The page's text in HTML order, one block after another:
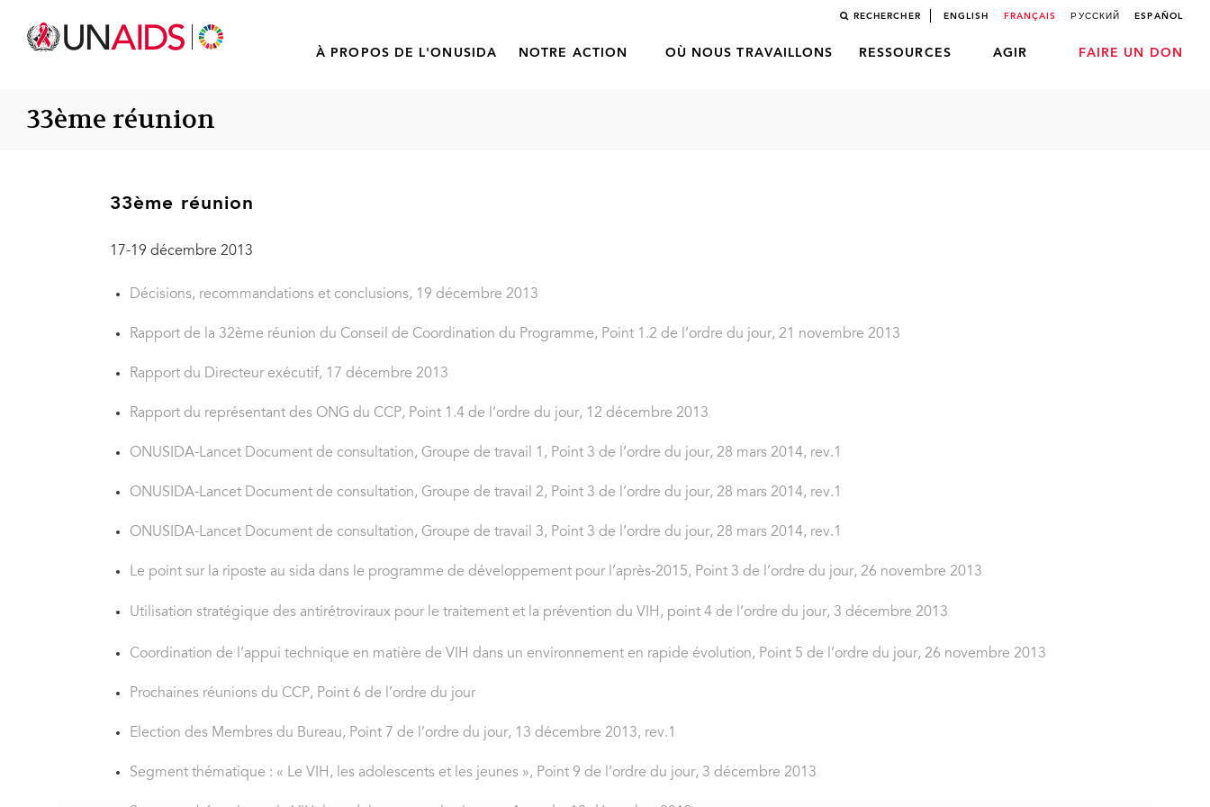
RECHERCHER ENGLISH FRANÇAIS РУССКИЙ ESPAÑOL
À PROPOS DE L'ONUSIDA NOTRE ACTION OÙ NOUS TRAVAILLONS RESSOURCES AGIR FAIRE UN DON
33ème réunion
33ème réunion
17-19 décembre 2013
Décisions, recommandations et conclusions, 19 décembre 2013
Rapport de la 32ème réunion du Conseil de Coordination du Programme, Point 1.2 de l’ordre du jour, 21 novembre 2013
Rapport du Directeur exécutif, 17 décembre 2013
Rapport du représentant des ONG du CCP, Point 1.4 de l’ordre du jour, 12 décembre 2013
ONUSIDA-Lancet Document de consultation, Groupe de travail 1, Point 3 de l’ordre du jour, 28 mars 2014, rev.1
ONUSIDA-Lancet Document de consultation, Groupe de travail 2, Point 3 de l’ordre du jour, 28 mars 2014, rev.1
ONUSIDA-Lancet Document de consultation, Groupe de travail 3, Point 3 de l’ordre du jour, 28 mars 2014, rev.1
Le point sur la riposte au sida dans le programme de développement pour l’après-2015, Point 3 de l’ordre du jour, 26 novembre 2013
Utilisation stratégique des antirétroviraux pour le traitement et la prévention du VIH, point 4 de l’ordre du jour, 3 décembre 2013
Coordination de l’appui technique en matière de VIH dans un environnement en rapide évolution, Point 5 de l’ordre du jour, 26 novembre 2013
Prochaines réunions du CCP, Point 6 de l’ordre du jour
Election des Membres du Bureau, Point 7 de l’ordre du jour, 13 décembre 2013, rev.1
Segment thématique : « Le VIH, les adolescents et les jeunes », Point 9 de l’ordre du jour, 3 décembre 2013